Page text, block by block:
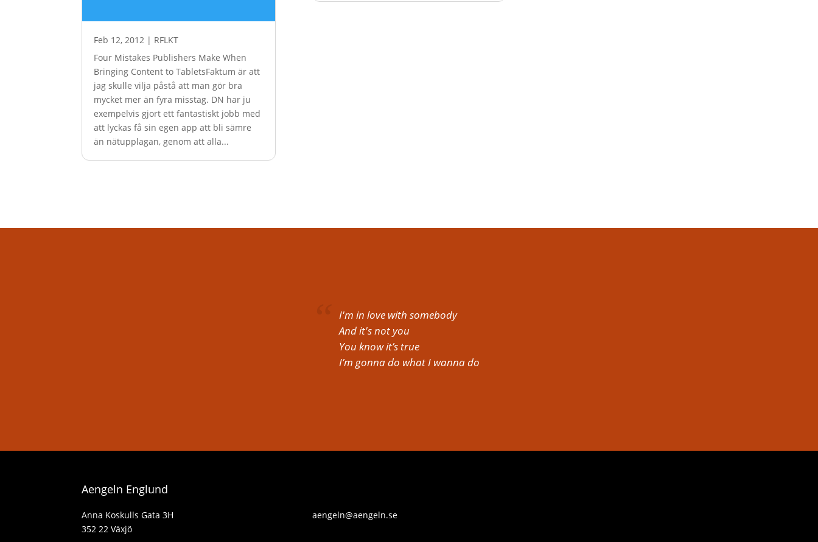
Feb 12, 2012 | RFLKT
Four Mistakes Publishers Make When
Bringing Content to TabletsFaktum är att
jag skulle vilja påstå att man gör bra
mycket mer än fyra misstag. DN har ju
exempelvis gjort ett fantastiskt jobb med
att lyckas få sin egen app att bli sämre
än nätupplagan, genom att alla...
I'm in love with somebody
And it's not you
You know it’s true
I’m gonna do what I wanna do
Aengeln Englund
Anna Koskulls Gata 3H
352 22 Växjö
aengeln@aengeln.se